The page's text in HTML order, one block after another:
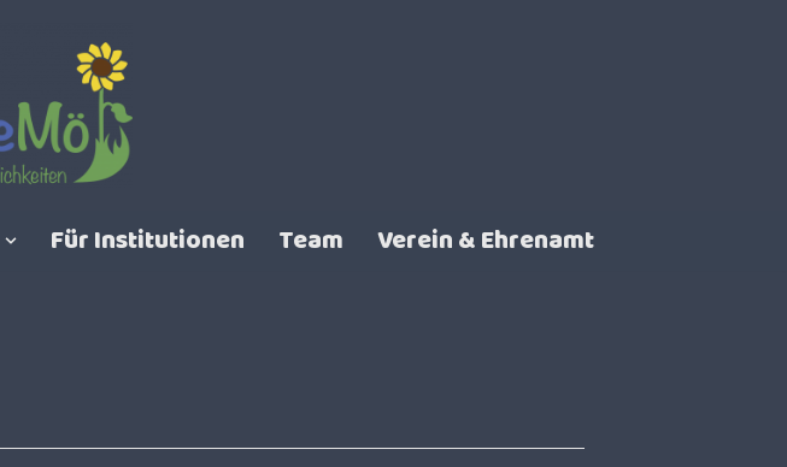
Für Institutionen Team Verein & Ehrenamt